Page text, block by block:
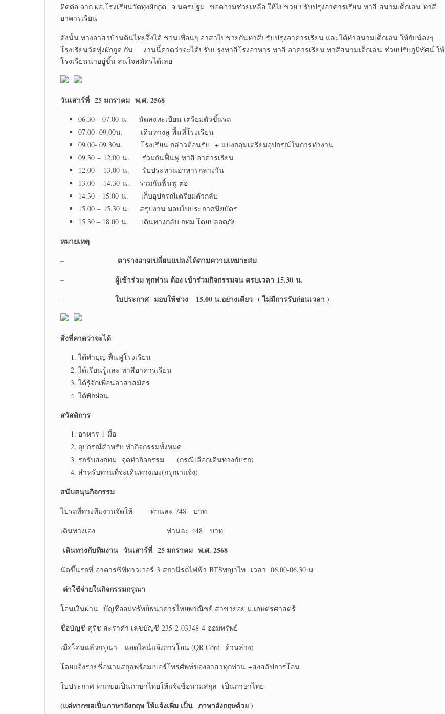
ติดต่อ จาก ผอ.โรงเรียนวัดทุ่งผักกูด จ.นครปฐม ขอความช่วยเหลือ ให้ไปช่วย ปรับปรุงอาคารเรียน ทาสี สนามเด็กเล่น ทาสี
อาคารเรียน
ดังนั้น ทางอาสาบ้านดินไทยจึงได้ ชวนเพื่อนๆ อาสาไปช่วยกันทาสีปรับปรุงอาคารเรียน และได้ทำสนามเด็กเล่น ให้กับน้องๆ
โรงเรียนวัดทุ่งผักกูด กัน งานนี้คาดว่าจะได้ปรับปรุงทาสีโรงอาหาร ทาสี อาคารเรียน ทาสีสนามเด็กเล่น ช่วยปรับภูมิทัศน์ ให้
โรงเรียนน่าอยู่ขึ้น สนใจสมัครได้เลย
วันเสาร์ที่ 25 มกราคม พ.ศ. 2568
06.30 – 07.00 น. นัดลงทะเบียน เตรียมตัวขึ้นรถ
07.00- 09.00น. เดินทางสู่ พื้นที่โรงเรียน
09.00- 09.30น. โรงเรียน กล่าวต้อนรับ + แบ่งกลุ่มเตรียมอุปกรณ์ในการทำงาน
09.30 – 12.00 น. ร่วมกันฟื้นฟู ทาสี อาคารเรียน
12.00 – 13.00 น. รับประทานอาหารกลางวัน
13.00 – 14.30 น. ร่วมกันฟื้นฟู ต่อ
14.30 – 15.00 น. เก็บอุปกรณ์เตรียมตัวกลับ
15.00 – 15.30 น. สรุปงาน มอบใบประกาศนียบัตร
15.30 – 18.00 น. เดินทางกลับ กทม โดยปลอดภัย
หมายเหตุ
– ตารางอาจเปลี่ยนแปลงได้ตามความเหมาะสม
– ผู้เข้าร่วม ทุกท่าน ต้อง เข้าร่วมกิจกรรมจน ครบเวลา 15.30 น.
– ใบประกาศมอบให้ช่วง 15.00 น.อย่างเดียว ( ไม่มีการรับก่อนเวลา )
สิ่งที่คาดว่าจะได้
ได้ทำบุญ ฟื้นฟูโรงเรียน
ได้เรียนรู้และ ทาสีอาคารเรียน
ได้รู้จักเพื่อนอาสาสมัคร
ได้พักผ่อน
สวัสดิการ
อาหาร 1 มื้อ
อุปกรณ์สำหรับ ทำกิจกรรมทั้งหมด
รถรับส่งกทม จุดทำกิจกรรม (กรณีเลือกเดินทางกับรถ)
สำหรับท่านที่จะเดินทางเอง(กรุณาแจ้ง)
สนับสนุนกิจกรรม
ไปรถที่ทางทีมงานจัดให้ ท่านละ 748 บาท
เดินทางเอง ท่านละ 448 บาท
เดินทางกับทีมงาน วันเสาร์ที่ 25 มกราคม พ.ศ. 2568
นัดขึ้นรถที่ อาคารซีพีทาวเวอร์ 3 สถานีรถไฟฟ้า BTSพญาไท เวลา 06.00-06.30 น
ค่าใช้จ่ายในกิจกรรมกรุณา
โอนเงินผ่าน บัญชีออมทรัพย์ธนาคารไทยพาณิชย์ สาขาย่อย ม.เกษตรศาสตร์
ชื่อบัญชี สุรัช สะราคำ เลขบัญชี 235-2-03348-4 ออมทรัพย์
เมื่อโอนแล้วกรุณา แอดไลน์แจ้งการโอน (QR Cord ด้านล่าง)
โดยแจ้งรายชื่อนามสกุลพร้อมเบอร์โทรศัพท์ของอาสาทุกท่าน +ส่งสลิปการโอน
ใบประกาศ หากขอเป็นภาษาไทยให้แจ้งชื่อนามสกุล เป็นภาษาไทย
(แต่หากขอเป็นภาษาอังกฤษ ให้แจ้งเพิ่ม เป็น ภาษาอังกฤษด้วย )